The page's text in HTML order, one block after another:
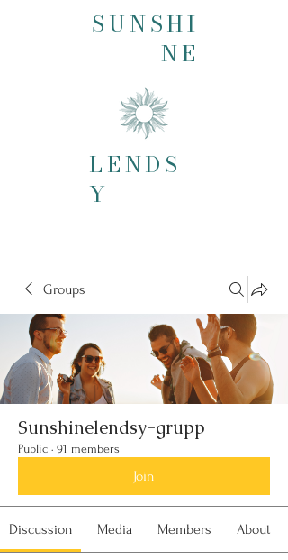
SUNSHI
NE
LENDS
Y
Groups
Sunshinelendsy-grupp
Public · 91 members
Join
Discussion Media Members About